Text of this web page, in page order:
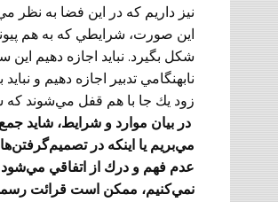
نیز داريم که در اين فضا به نظر
اين صورت، شرايطي كه به هم
شكل بگيرد. نبايد اجازه دهيم
نابهنگامي تدبير اجازه دهيم و
زود يك جا با هم قفل مي‌شوند كه
در بيان موارد و شرايط، شايد
مي‌بريم يا اينكه در
عدم فهم و درك از اتفاقي
نمي‌کنيم، ممكن است قرائت رسمي